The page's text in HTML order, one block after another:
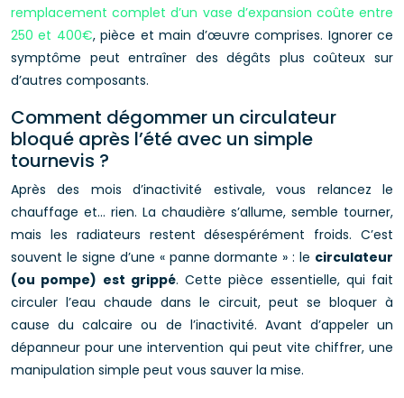
remplacement complet d’un vase d’expansion coûte entre
250 et 400€, pièce et main d’œuvre comprises. Ignorer ce
symptôme peut entraîner des dégâts plus coûteux sur
d’autres composants.
Comment dégommer un circulateur
bloqué après l’été avec un simple
tournevis ?
Après des mois d’inactivité estivale, vous relancez le
chauffage et… rien. La chaudière s’allume, semble tourner,
mais les radiateurs restent désespérément froids. C’est
souvent le signe d’une « panne dormante » : le circulateur
(ou pompe) est grippé. Cette pièce essentielle, qui fait
circuler l’eau chaude dans le circuit, peut se bloquer à
cause du calcaire ou de l’inactivité. Avant d’appeler un
dépanneur pour une intervention qui peut vite chiffrer, une
manipulation simple peut vous sauver la mise.